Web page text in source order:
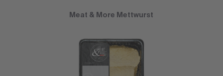
Meat & More Mettwurst